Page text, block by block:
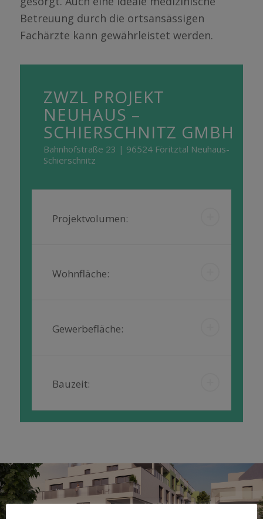
Betreuung durch die ortsansässigen
Fachärzte kann gewährleistet werden.
ZWZL PROJEKT
NEUHAUS –
SCHIERSCHNITZ GMBH
Bahnhofstraße 23 | 96524 Föritztal Neuhaus-
Schierschnitz
Projektvolumen:
Wohnfläche:
Gewerbefläche:
Bauzeit: